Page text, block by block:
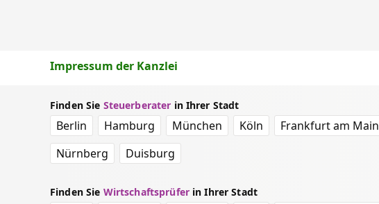
Impressum der Kanzlei
Finden Sie Steuerberater in Ihrer Stadt
Berlin Hamburg München Köln Frankfurt am Main
Nürnberg
Duisburg
Finden Sie Wirtschaftsprüferin Ihrer Stadt